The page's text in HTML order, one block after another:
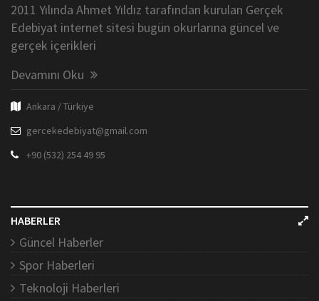
2011 Yılında Ahmet Yıldız tarafından kurulan Gerçek
Edebiyat internet sitesi bugün okurlarına güncel ve
gerçek içerikleri
Devamını Oku
Ankara / Türkiye
gercekedebiyat@gmail.com
+90 (532) 254 49 95
HABERLER
Güncel Haberler
Spor Haberleri
Teknoloji Haberleri